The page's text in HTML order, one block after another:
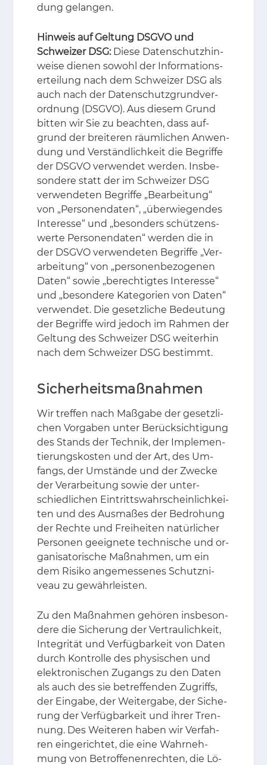
dung ge­lan­gen.
Hinweis auf Geltung DSGVO und
Schweizer DSG: Die­se Da­ten­schutz­hin­
wei­se die­nen so­wohl der In­for­ma­ti­ons­
er­tei­lung nach dem Schwei­zer DSG als
auch nach der Da­ten­schutz­grund­ver­
ord­nung (DS­GVO). Aus die­sem Grund
bit­ten wir Sie zu be­ach­ten, dass auf­
grund der brei­te­ren räum­li­chen An­wen­
dung und Ver­ständ­lich­keit die Be­grif­fe
der DS­GVO ver­wen­det wer­den. Ins­be­
son­de­re statt der im Schwei­zer DSG
ver­wen­de­ten Be­grif­fe „Be­ar­bei­tung“
von „Per­so­nen­da­ten“, „über­wie­gen­des
In­ter­es­se“ und „be­son­ders schüt­zens­
wer­te Per­so­nen­da­ten“ wer­den die in
der DS­GVO ver­wen­de­ten Be­grif­fe „Ver­
ar­bei­tung“ von „per­so­nen­be­zo­ge­nen
Da­ten“ so­wie „be­rech­tig­tes In­ter­es­se“
und „be­son­de­re Ka­te­go­ri­en von Da­ten“
ver­wen­det. Die ge­setz­li­che Be­deu­tung
der Be­grif­fe wird je­doch im Rah­men der
Gel­tung des Schwei­zer DSG wei­ter­hin
nach dem Schwei­zer DSG be­stimmt.
Sicherheitsmaßnahmen
Wir tref­fen nach Maß­ga­be der ge­setz­li­
chen Vor­ga­ben un­ter Be­rück­sich­ti­gung
des Stands der Tech­nik, der Im­ple­men­
tie­rungs­kos­ten und der Art, des Um­
fangs, der Um­stän­de und der Zwe­cke
der Ver­ar­bei­tung so­wie der un­ter­
schied­li­chen Ein­tritts­wahr­schein­lich­kei­
ten und des Aus­ma­ßes der Be­dro­hung
der Rech­te und Frei­hei­ten na­tür­li­cher
Per­so­nen ge­eig­ne­te tech­ni­sche und or­
ga­ni­sa­to­ri­sche Maß­nah­men, um ein
dem Ri­si­ko an­ge­mes­se­nes Schutz­ni­
veau zu ge­währ­leis­ten.
Zu den Maß­nah­men ge­hö­ren ins­be­son­
de­re die Si­che­rung der Ver­trau­lich­keit,
In­te­gri­tät und Ver­füg­bar­keit von Da­ten
durch Kon­trol­le des phy­si­schen und
elek­tro­ni­schen Zu­gangs zu den Da­ten
als auch des sie be­tref­fen­den Zu­griffs,
der Ein­ga­be, der Wei­ter­ga­be, der Si­che­
rung der Ver­füg­bar­keit und ih­rer Tren­
nung. Des Wei­te­ren ha­ben wir Ver­fah­
ren ein­ge­rich­tet, die eine Wahr­neh­
mung von Be­trof­fe­nen­rech­ten, die Lö­